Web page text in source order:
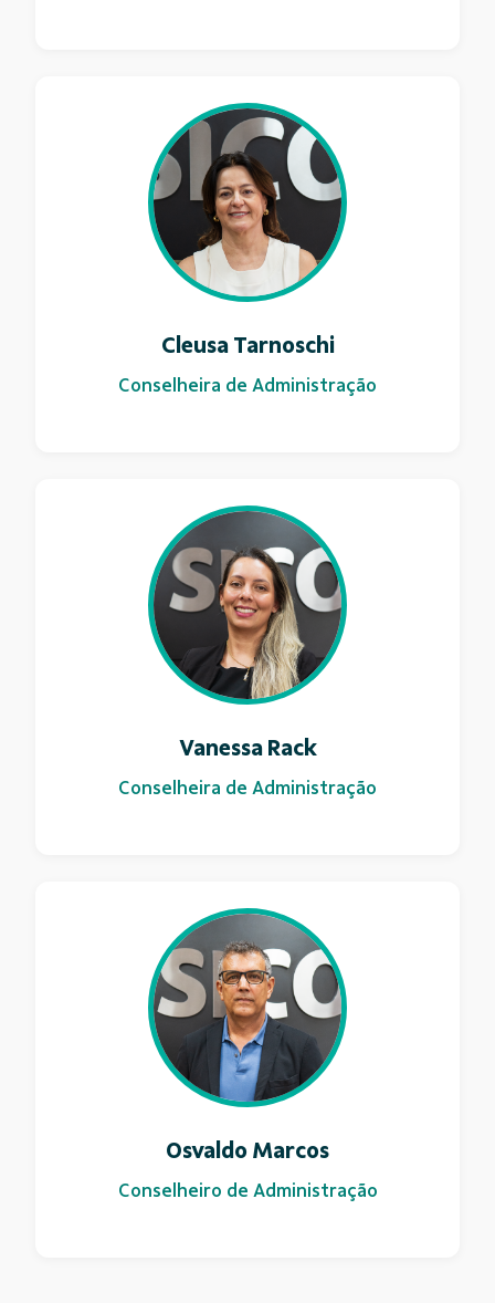
Cleusa Tarnoschi
Conselheira de Administração
Vanessa Rack
Conselheira de Administração
Osvaldo Marcos
Conselheiro de Administração